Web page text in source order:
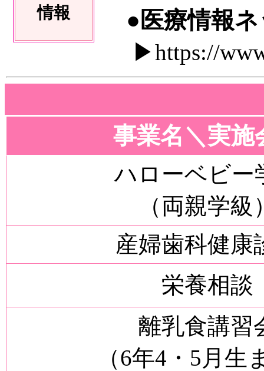
情報
●医療情報
▶https://
事業名＼実施
ハローベビー
（両親学級
産婦歯科健康
栄養相談
離乳食講習
（6年4・5月生